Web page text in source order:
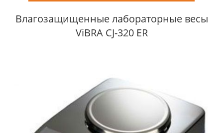
Влагозащищенные лабораторные весы
ViBRA CJ-320 ER